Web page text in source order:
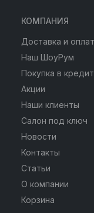
КОМПАНИЯ
Доставка и
Наш ШоуРум
Покупка в кредит
Акции
Наши клиенты
Салон под ключ
Новости
Контакты
Статьи
О компании
Корзина